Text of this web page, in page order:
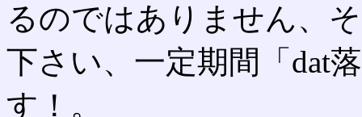
るのではありません、
下さい、一定期間「dat
す！。